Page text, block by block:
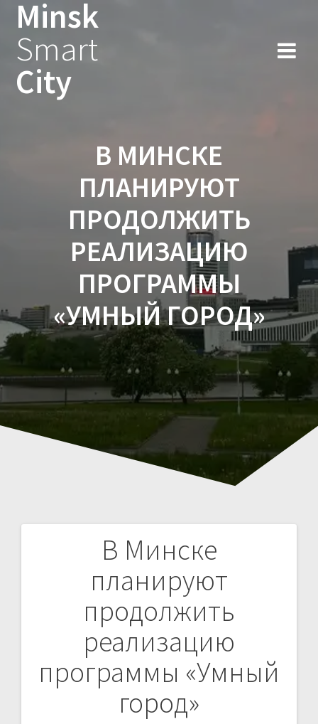
Minsk
Smart
City
В МИНСКЕ
ПЛАНИРУЮТ
ПРОДОЛЖИТЬ
РЕАЛИЗАЦИЮ
ПРОГРАММЫ
«УМНЫЙ ГОРОД»
В Минске
планируют
продолжить
реализацию
программы «Умный
город»
Навигация
записям